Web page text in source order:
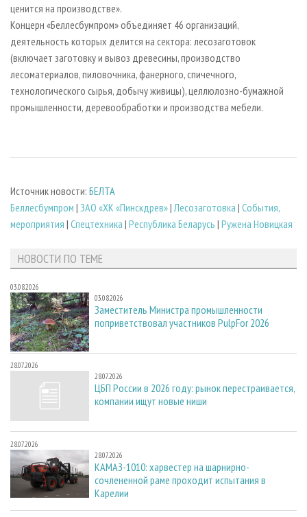
ценится на производстве».
Концерн «Беллесбумпром» объединяет 46 организаций,
деятельность которых делится на сектора: лесозаготовок
(включает заготовку и вывоз древесины, производство
лесоматериалов, пиловочника, фанерного, спичечного,
технологического сырья, добычу живицы), целлюлозно-бумажной
промышленности, деревообработки и производства мебели.
Источник новости: БЕЛТА
Беллесбумпром | ЗАО «ХК «Пинскдрев»|Лесозаготовка | События,
мероприятия | Спецтехника | Республика Беларусь | Ружена Новицкая
НОВОСТИ ПО ТЕМЕ
03.08.2026
03.08.2026
Заместитель Министра промышленности
поприветствовал участников PulpFor 2026
28.07.2026
28.07.2026
ЦБП России в 2026 году: рынок перестраивается,
компании ищут новые ниши
28.07.2026
28.07.2026
КАМАЗ-1010: харвестер на шарнирно-
сочлененной раме проходит испытания в
Карелии